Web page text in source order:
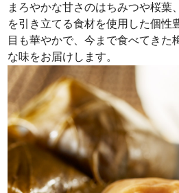
まろやかな甘さのはちみつや桜葉
を引き立てる食材を使用した個性
目も華やかで、今まで食べてきた
な味をお届けします。